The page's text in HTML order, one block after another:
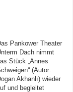
Pankower Theater
Dach nimmt
Stück „Annes
(Autor:
Akhanlı) wieder
und begleitet